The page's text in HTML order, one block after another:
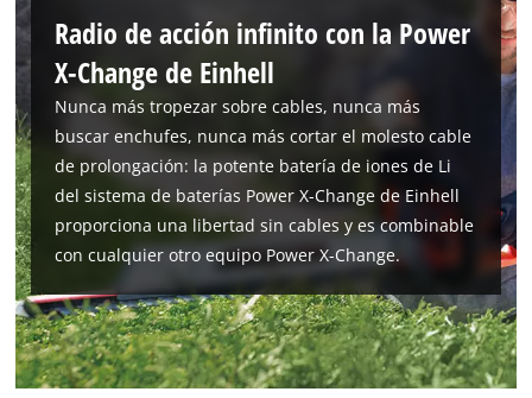
Radio de acción infinito con la Power
X-Change de Einhell
Nunca más tropezar sobre cables, nunca más
buscar enchufes, nunca más cortar el molesto cable
de prolongación: la potente batería de iones de Li
del sistema de baterías Power X-Change de Einhell
proporciona una libertad sin cables y es combinable
con cualquier otro equipo Power X-Change.